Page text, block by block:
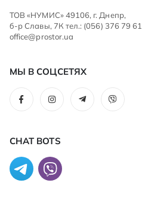
ТОВ «НУМИС» 49106, г. Днепр,
б-р Славы, 7К тел.: (056) 376 79 61
office@prostor.ua
МЫ В СОЦСЕТЯХ
CHAT BOTS